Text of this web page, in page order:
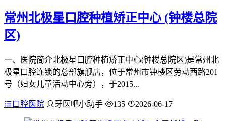
常州北极星口腔种植矫正中心 (钟楼总院
区)
一、医院简介北极星口腔种植矫正中心(钟楼总院区)是常州北
极星口腔连锁的总部旗舰店，位于常州市钟楼区劳动西路201
号（妇女儿童活动中心旁），于2015...
口腔医院 牙医吧小助手 135 2026-06-17